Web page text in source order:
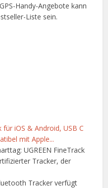
Handy-Angebote kann
Liste sein.
für iOS & Android, USB C
mit Apple...
UGREEN FineTrack
Tracker, der
Tracker verfügt